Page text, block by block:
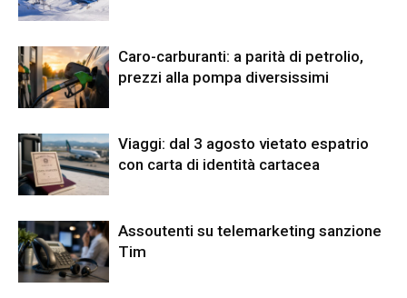
Caro-carburanti: a parità di petrolio,
prezzi alla pompa diversissimi
Viaggi: dal 3 agosto vietato espatrio
con carta di identità cartacea
Assoutenti su telemarketing sanzione
Tim